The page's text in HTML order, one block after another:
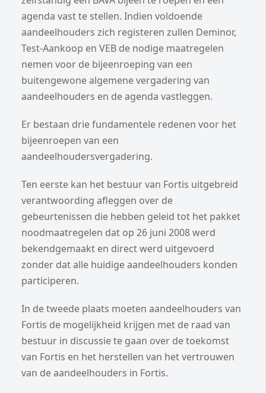
agenda vast te stellen. Indien voldoende
aandeelhouders zich registeren zullen Deminor,
Test-Aankoop en VEB de nodige maatregelen
nemen voor de bijeenroeping van een
buitengewone algemene vergadering van
aandeelhouders en de agenda vastleggen.
Er bestaan drie fundamentele redenen voor het
bijeenroepen van een
aandeelhoudersvergadering.
Ten eerste kan het bestuur van Fortis uitgebreid
verantwoording afleggen over de
gebeurtenissen die hebben geleid tot het pakket
noodmaatregelen dat op 26 juni 2008 werd
bekendgemaakt en direct werd uitgevoerd
zonder dat alle huidige aandeelhouders konden
participeren.
In de tweede plaats moeten aandeelhouders van
Fortis de mogelijkheid krijgen met de raad van
bestuur in discussie te gaan over de toekomst
van Fortis en het herstellen van het vertrouwen
van de aandeelhouders in Fortis.